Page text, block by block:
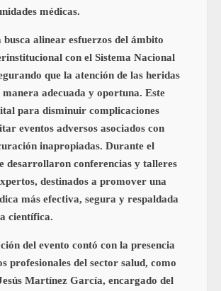
médicas.
alinear esfuerzos del ámbito
con el Sistema Nacional
que la atención de las heridas
manera adecuada y oportuna. Este
para disminuir complicaciones
eventos adversos asociados con
inapropiadas. Durante el
desarrollaron conferencias y talleres
destinados a promover una
más efectiva, segura y respaldada
científica.
del evento contó con la presencia
profesionales del sector salud, como
Martínez García, encargado del